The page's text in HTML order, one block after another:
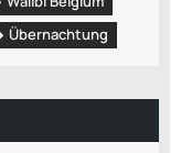
Übernachtung